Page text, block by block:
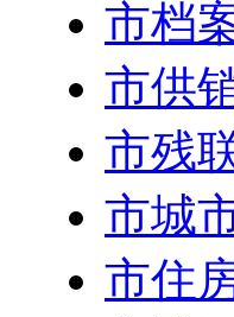
市档
市供
市残
市城
市住